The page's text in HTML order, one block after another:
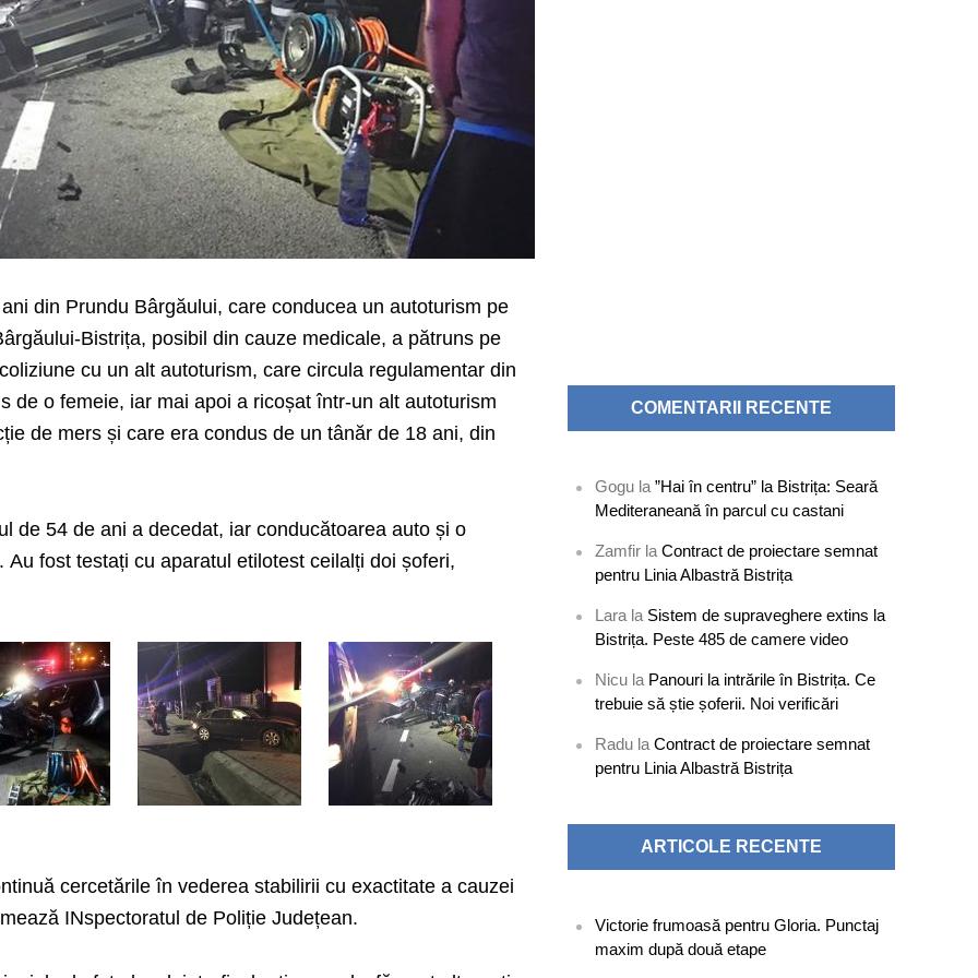
din Prundu Bârgăului, care conducea un autoturism pe
Bistrița, posibil din cauze medicale, a pătruns pe
cu un alt autoturism, care circula regulamentar din
de o femeie, iar mai apoi a ricoșat într-un alt autoturism
de mers și care era condus de un tânăr de 18 ani, din
de 54 de ani a decedat, iar conducătoarea auto și o
Au fost testați cu aparatul etilotest ceilalți doi șoferi,
cercetările în vederea stabilirii cu exactitate a cauzei
INspectoratul de Poliție Județean.
COMENTARII RECENTE
Gogu la”Hai în centru” la Bistrița: Seară
Mediteraneană în parcul cu castani
Zamfir laContract de proiectare semnat
pentru Linia Albastră Bistrița
Lara la Sistem de supraveghere extins la
Bistrița. Peste 485 de camere video
Nicu la Panouri la intrările în Bistrița. Ce
trebuie să știe șoferii. Noi verificări
Radu laContract de proiectare semnat
pentru Linia Albastră Bistrița
ARTICOLE RECENTE
Victorie frumoasă pentru Gloria. Punctaj
maxim după două etape